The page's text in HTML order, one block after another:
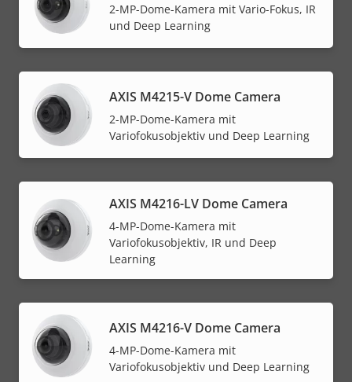
2-MP-Dome-Kamera mit Vario-Fokus, IR
und Deep Learning
AXIS M4215-V Dome Camera
2-MP-Dome-Kamera mit
Variofokusobjektiv und Deep Learning
AXIS M4216-LV Dome Camera
4-MP-Dome-Kamera mit
Variofokusobjektiv, IR und Deep
Learning
AXIS M4216-V Dome Camera
4-MP-Dome-Kamera mit
Variofokusobjektiv und Deep Learning